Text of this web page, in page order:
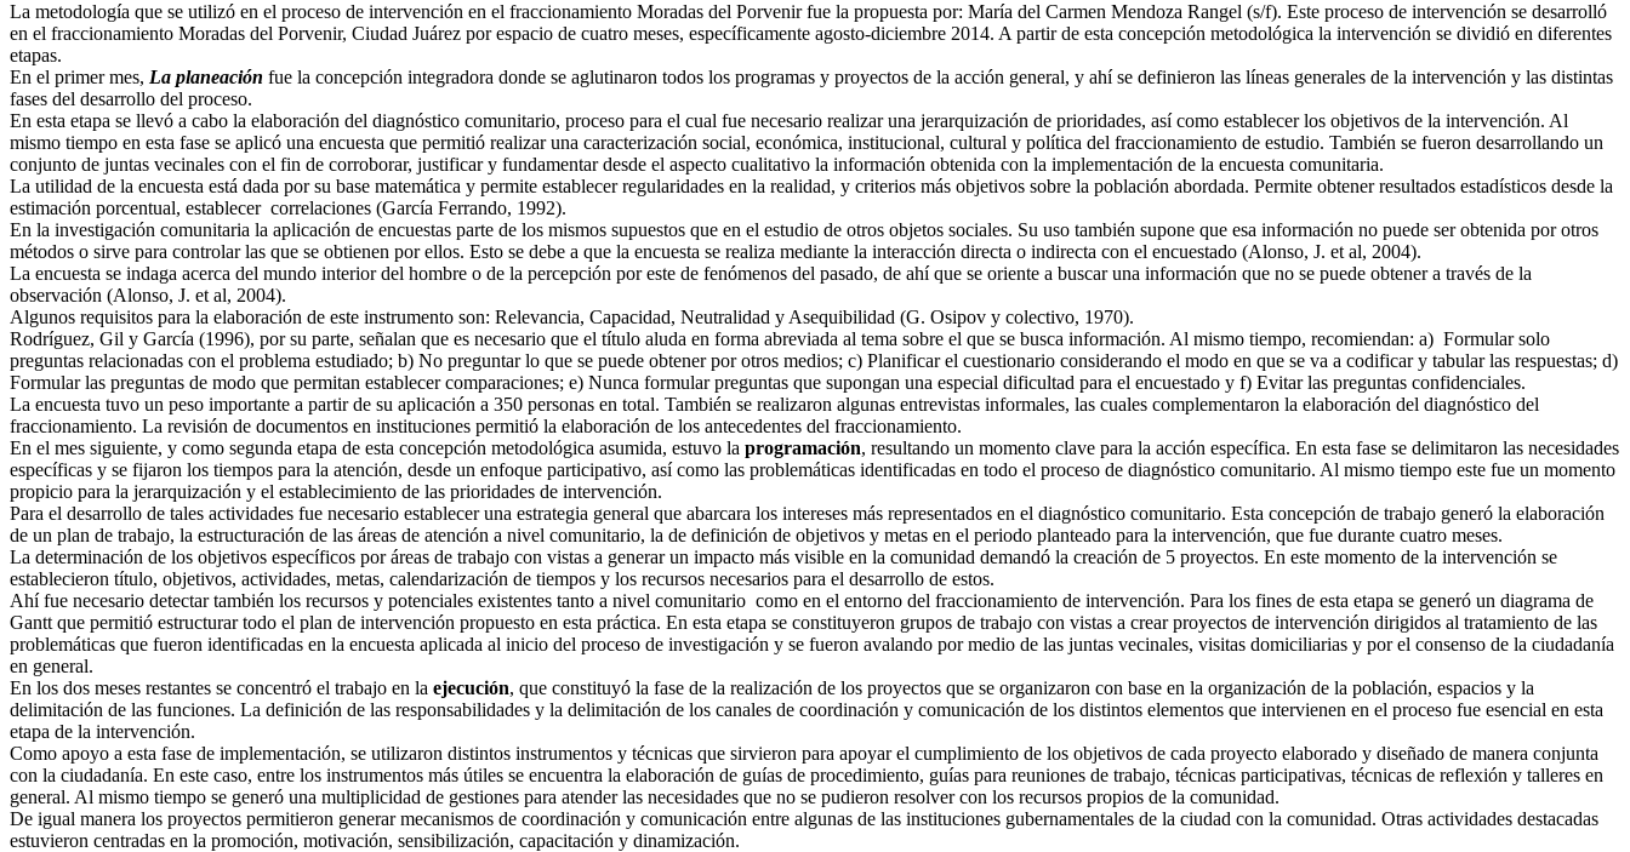
La metodología que se utilizó en el proceso de intervención en el fraccionamiento Moradas del Porvenir fue la propuesta por: María del Carmen Mendoza Rangel (s/f). Este proceso de intervención se desarrolló
en el fraccionamiento Moradas del Porvenir, Ciudad Juárez por espacio de cuatro meses, específicamente agosto-diciembre 2014. A partir de esta concepción metodológica la intervención se dividió en diferentes
etapas.
En el primer mes, La planeación fue la concepción integradora donde se aglutinaron todos los programas y proyectos de la acción general, y ahí se definieron las líneas generales de la intervención y las distintas
fases del desarrollo del proceso.
En esta etapa se llevó a cabo la elaboración del diagnóstico comunitario, proceso para el cual fue necesario realizar una jerarquización de prioridades, así como establecer los objetivos de la intervención. Al
mismo tiempo en esta fase se aplicó una encuesta que permitió realizar una caracterización social, económica, institucional, cultural y política del fraccionamiento de estudio. También se fueron desarrollando un
conjunto de juntas vecinales con el fin de corroborar, justificar y fundamentar desde el aspecto cualitativo la información obtenida con la implementación de la encuesta comunitaria.
La utilidad de la encuesta está dada por su base matemática y permite establecer regularidades en la realidad, y criterios más objetivos sobre la población abordada. Permite obtener resultados estadísticos desde la
estimación porcentual, establecer correlaciones (García Ferrando, 1992).
En la investigación comunitaria la aplicación de encuestas parte de los mismos supuestos que en el estudio de otros objetos sociales. Su uso también supone que esa información no puede ser obtenida por otros
métodos o sirve para controlar las que se obtienen por ellos. Esto se debe a que la encuesta se realiza mediante la interacción directa o indirecta con el encuestado (Alonso, J. et al, 2004).
La encuesta se indaga acerca del mundo interior del hombre o de la percepción por este de fenómenos del pasado, de ahí que se oriente a buscar una información que no se puede obtener a través de la
observación (Alonso, J. et al, 2004).
Algunos requisitos para la elaboración de este instrumento son: Relevancia, Capacidad, Neutralidad y Asequibilidad (G. Osipov y colectivo, 1970).
Rodríguez, Gil y García (1996), por su parte, señalan que es necesario que el título aluda en forma abreviada al tema sobre el que se busca información. Al mismo tiempo, recomiendan: a) Formular solo
preguntas relacionadas con el problema estudiado; b) No preguntar lo que se puede obtener por otros medios; c) Planificar el cuestionario considerando el modo en que se va a codificar y tabular las respuestas; d)
Formular las preguntas de modo que permitan establecer comparaciones; e) Nunca formular preguntas que supongan una especial dificultad para el encuestado y f) Evitar las preguntas confidenciales.
La encuesta tuvo un peso importante a partir de su aplicación a 350 personas en total. También se realizaron algunas entrevistas informales, las cuales complementaron la elaboración del diagnóstico del
fraccionamiento. La revisión de documentos en instituciones permitió la elaboración de los antecedentes del fraccionamiento.
En el mes siguiente, y como segunda etapa de esta concepción metodológica asumida, estuvo la programación, resultando un momento clave para la acción específica. En esta fase se delimitaron las necesidades
específicas y se fijaron los tiempos para la atención, desde un enfoque participativo, así como las problemáticas identificadas en todo el proceso de diagnóstico comunitario. Al mismo tiempo este fue un momento
propicio para la jerarquización y el establecimiento de las prioridades de intervención.
Para el desarrollo de tales actividades fue necesario establecer una estrategia general que abarcara los intereses más representados en el diagnóstico comunitario. Esta concepción de trabajo generó la elaboración
de un plan de trabajo, la estructuración de las áreas de atención a nivel comunitario, la de definición de objetivos y metas en el periodo planteado para la intervención, que fue durante cuatro meses.
La determinación de los objetivos específicos por áreas de trabajo con vistas a generar un impacto más visible en la comunidad demandó la creación de 5 proyectos. En este momento de la intervención se
establecieron título, objetivos, actividades, metas, calendarización de tiempos y los recursos necesarios para el desarrollo de estos.
Ahí fue necesario detectar también los recursos y potenciales existentes tanto a nivel comunitario como en el entorno del fraccionamiento de intervención. Para los fines de esta etapa se generó un diagrama de
Gantt que permitió estructurar todo el plan de intervención propuesto en esta práctica. En esta etapa se constituyeron grupos de trabajo con vistas a crear proyectos de intervención dirigidos al tratamiento de las
problemáticas que fueron identificadas en la encuesta aplicada al inicio del proceso de investigación y se fueron avalando por medio de las juntas vecinales, visitas domiciliarias y por el consenso de la ciudadanía
en general.
En los dos meses restantes se concentró el trabajo en la ejecución, que constituyó la fase de la realización de los proyectos que se organizaron con base en la organización de la población, espacios y la
delimitación de las funciones. La definición de las responsabilidades y la delimitación de los canales de coordinación y comunicación de los distintos elementos que intervienen en el proceso fue esencial en esta
etapa de la intervención.
Como apoyo a esta fase de implementación, se utilizaron distintos instrumentos y técnicas que sirvieron para apoyar el cumplimiento de los objetivos de cada proyecto elaborado y diseñado de manera conjunta
con la ciudadanía. En este caso, entre los instrumentos más útiles se encuentra la elaboración de guías de procedimiento, guías para reuniones de trabajo, técnicas participativas, técnicas de reflexión y talleres en
general. Al mismo tiempo se generó una multiplicidad de gestiones para atender las necesidades que no se pudieron resolver con los recursos propios de la comunidad.
De igual manera los proyectos permitieron generar mecanismos de coordinación y comunicación entre algunas de las instituciones gubernamentales de la ciudad con la comunidad. Otras actividades destacadas
estuvieron centradas en la promoción, motivación, sensibilización, capacitación y dinamización.